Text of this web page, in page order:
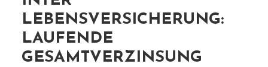
LEBENSVERSICHERUNG:
LAUFENDE
GESAMTVERZINSUNG